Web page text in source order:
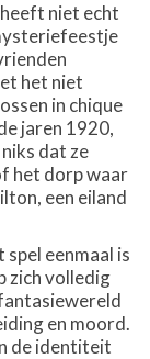
niet echt
het niet
in chique
jaren 1920,
dat ze
het dorp waar
een eiland
eenmaal is
zich volledig
en moord.
de identiteit